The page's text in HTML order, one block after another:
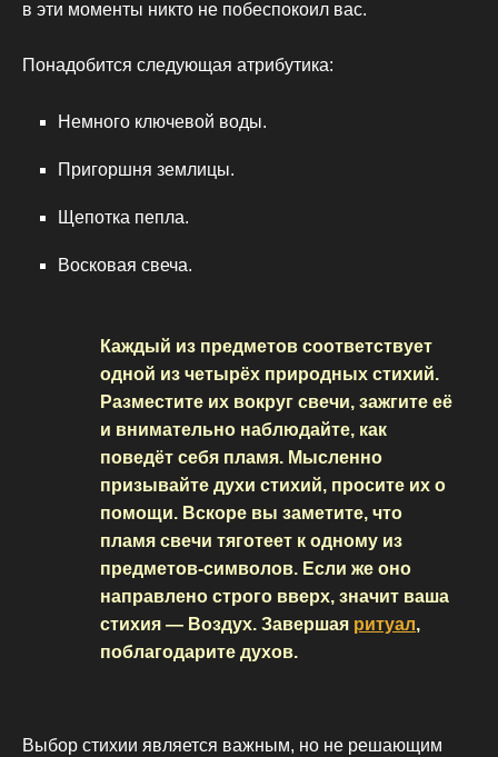
в эти моменты никто не побеспокоил вас.
Понадобится следующая атрибутика:
Немного ключевой воды.
Пригоршня землицы.
Щепотка пепла.
Восковая свеча.
Каждый из предметов соответствует
одной из четырёх природных стихий.
Разместите их вокруг свечи, зажгите её
и внимательно наблюдайте, как
поведёт себя пламя. Мысленно
призывайте духи стихий, просите их о
помощи. Вскоре вы заметите, что
пламя свечи тяготеет к одному из
предметов-символов. Если же оно
направлено строго вверх, значит ваша
стихия — Воздух. Завершая ритуал,
поблагодарите духов.
Выбор стихии является важным, но не решающим